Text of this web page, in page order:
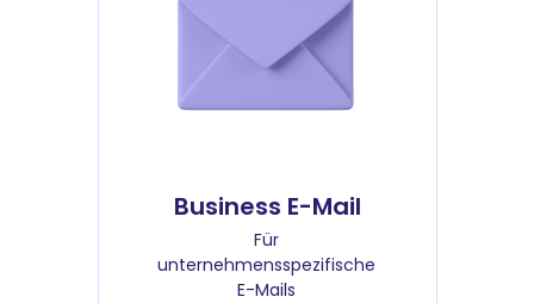
Business E-Mail
Für
unternehmensspezifische
E-Mails